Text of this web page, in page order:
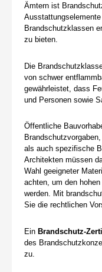
Ämtern ist
Brandschutzklassen
zu bieten.
Die
von schwer
gewährleistet, dass
und Personen sowie
Öffentliche
als auch spezifische
Architekten müssen
Wahl geeigneter
achten, um den
werden. Mit
Sie die rechtlichen
Ein Brandschutz-
des
zu.